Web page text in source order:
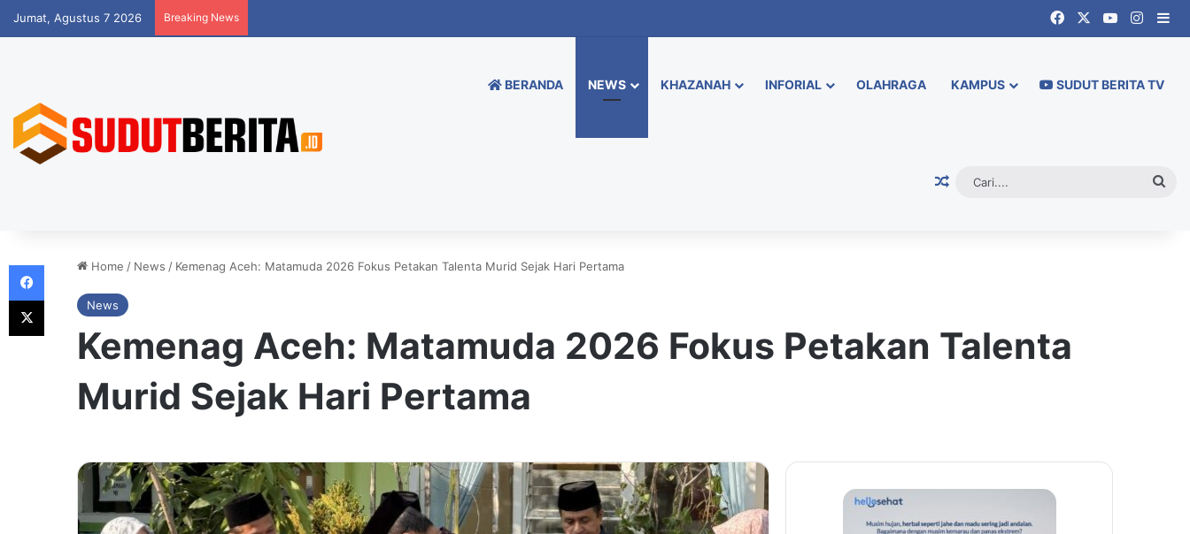
Jumat, Agustus 7 2026 Breaking News FacebookYouTube
BERANDA NEWS KHAZANAH INFORIAL OLAHRAGA KAMPUS SUDUT BERITA TV
Random Article
Home / News / Kemenag Aceh: Matamuda 2026 Fokus Petakan Talenta Murid Sejak Hari Pertama
News
Kemenag Aceh: Matamuda 2026 Fokus Petakan Talenta
Murid Sejak Hari Pertama
Facebook
X